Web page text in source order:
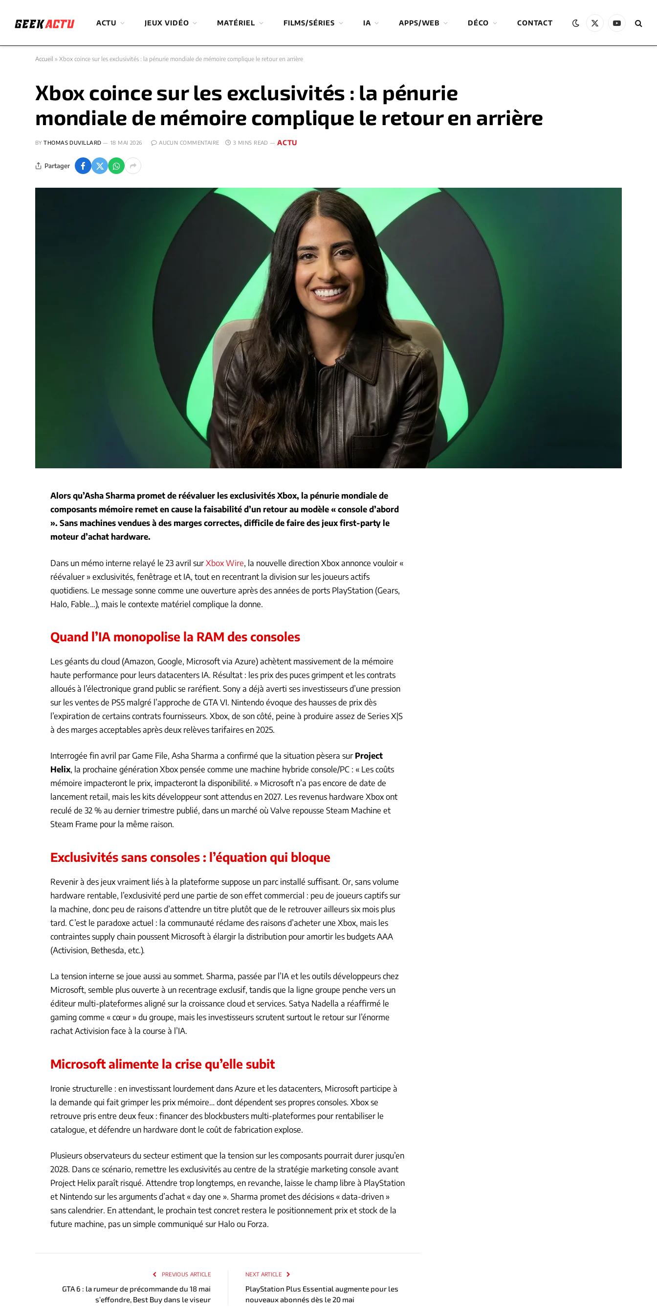
ACTU JEUX VIDÉO MATÉRIEL FILMS/SÉRIES IA APPS/WEB DÉCO CONTACT
X
YouTube
Accueil » Xbox coince sur les exclusivités : la pénurie mondiale de mémoire complique le retour en arrière
Xbox coince sur les exclusivités : la pénurie
mondiale de mémoire complique le retour en arrière
BY THOMAS DUVILLARD 18 MAI 2026 AUCUN COMMENTAIRE 3 MINS READ ACTU
Partager
Alors qu’Asha Sharma promet de réévaluer les exclusivités Xbox, la pénurie mondiale de
composants mémoire remet en cause la faisabilité d’un retour au modèle « console d’abord
». Sans machines vendues à des marges correctes, difficile de faire des jeux first-party le
moteur d’achat hardware.
Dans un mémo interne relayé le 23 avril surXbox Wire, la nouvelle direction Xbox annonce vouloir «
réévaluer » exclusivités, fenêtrage et IA, tout en recentrant la division sur les joueurs actifs
quotidiens. Le message sonne comme une ouverture après des années de ports PlayStation (Gears,
Halo, Fable…), mais le contexte matériel complique la donne.
Quand l’IA monopolise la RAM des consoles
Les géants du cloud (Amazon, Google, Microsoft via Azure) achètent massivement de la mémoire
haute performance pour leurs datacenters IA. Résultat : les prix des puces grimpent et les contrats
alloués à l’électronique grand public se raréfient. Sony a déjà averti ses investisseurs d’une pression
sur les ventes de PS5 malgré l’approche de GTA VI. Nintendo évoque des hausses de prix dès
l’expiration de certains contrats fournisseurs. Xbox, de son côté, peine à produire assez de Series X|S
à des marges acceptables après deux relèves tarifaires en 2025.
Interrogée fin avril par Game File, Asha Sharma a confirmé que la situation pèsera sur Project
Helix, la prochaine génération Xbox pensée comme une machine hybride console/PC : « Les coûts
mémoire impacteront le prix, impacteront la disponibilité. » Microsoft n’a pas encore de date de
lancement retail, mais les kits développeur sont attendus en 2027. Les revenus hardware Xbox ont
reculé de 32 % au dernier trimestre publié, dans un marché où Valve repousse Steam Machine et
Steam Frame pour la même raison.
Exclusivités sans consoles : l’équation qui bloque
Revenir à des jeux vraiment liés à la plateforme suppose un parc installé suffisant. Or, sans volume
hardware rentable, l’exclusivité perd une partie de son effet commercial : peu de joueurs captifs sur
la machine, donc peu de raisons d’attendre un titre plutôt que de le retrouver ailleurs six mois plus
tard. C’est le paradoxe actuel : la communauté réclame des raisons d’acheter une Xbox, mais les
contraintes supply chain poussent Microsoft à élargir la distribution pour amortir les budgets AAA
(Activision, Bethesda, etc.).
La tension interne se joue aussi au sommet. Sharma, passée par l’IA et les outils développeurs chez
Microsoft, semble plus ouverte à un recentrage exclusif, tandis que la ligne groupe penche vers un
éditeur multi-plateformes aligné sur la croissance cloud et services. Satya Nadella a réaffirmé le
gaming comme « cœur » du groupe, mais les investisseurs scrutent surtout le retour sur l’énorme
rachat Activision face à la course à l’IA.
Microsoft alimente la crise qu’elle subit
Ironie structurelle : en investissant lourdement dans Azure et les datacenters, Microsoft participe à
la demande qui fait grimper les prix mémoire… dont dépendent ses propres consoles. Xbox se
retrouve pris entre deux feux : financer des blockbusters multi-plateformes pour rentabiliser le
catalogue, et défendre un hardware dont le coût de fabrication explose.
Plusieurs observateurs du secteur estiment que la tension sur les composants pourrait durer jusqu’en
2028. Dans ce scénario, remettre les exclusivités au centre de la stratégie marketing console avant
Project Helix paraît risqué. Attendre trop longtemps, en revanche, laisse le champ libre à PlayStation
et Nintendo sur les arguments d’achat « day one ». Sharma promet des décisions « data-driven »
sans calendrier. En attendant, le prochain test concret restera le positionnement prix et stock de la
future machine, pas un simple communiqué sur Halo ou Forza.
PREVIOUS ARTICLE
GTA 6 : la rumeur de précommande du 18 mai
s’effondre, Best Buy dans le viseur
NEXT ARTICLE
PlayStation Plus Essential augmente pour les
nouveaux abonnés dès le 20 mai